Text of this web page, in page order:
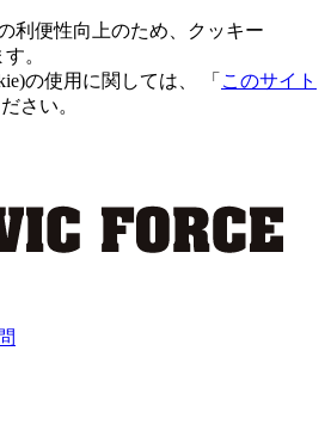
利便性向上のため、クッキー
。
の使用に関しては、 「 このサイト
さい。